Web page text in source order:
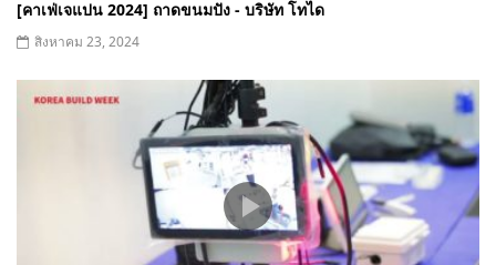
[คาเฟ่เจแปน 2024] ถาดขนมปัง - บริษัท โทได
สิงหาคม 23, 2024